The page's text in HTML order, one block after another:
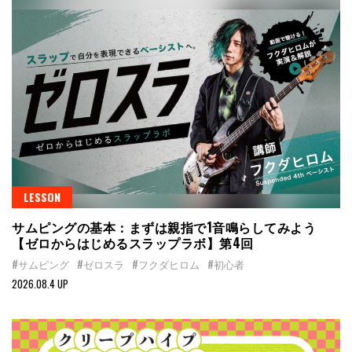
LESSON
サムピングの基本：まずは親指で1音鳴らしてみよう
【ゼロからはじめるスラップラボ】第4回
#サムピング #ゼロスラ #フクダヒロム #初心者
2026.08.4 UP